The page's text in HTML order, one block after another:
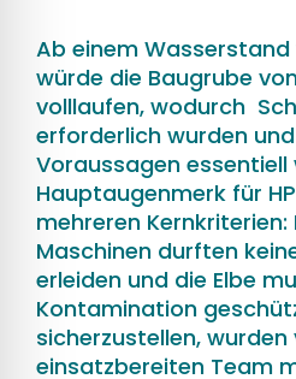
Ab einem
würde die Baugrube
volllaufen, wodurch
erforderlich wurden
Voraussagen essentiell
Hauptaugenmerk für
mehreren Kernkriterien:
Maschinen durften
erleiden und die Elbe
Kontamination
sicherzustellen,
einsatzbereiten Team